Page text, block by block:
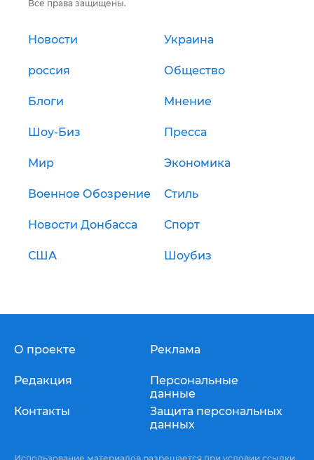
Все права защищены.
Новости Украина
россия Общество
Блоги Мнение
Шоу-Биз Пресса
Мир Экономика
Военное Обозрение Стиль
Новости Донбасса Спорт
США Шоубиз
О проекте
Редакция
Контакты
Реклама
Персональные
данные
Защита персональных
данных